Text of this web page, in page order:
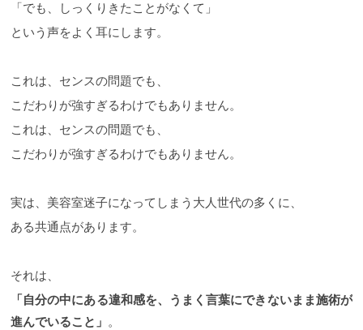
「でも、しっくりきたことがなくて」
という声をよく耳にします。
これは、センスの問題でも、
こだわりが強すぎるわけでもありません。
これは、センスの問題でも、
こだわりが強すぎるわけでもありません。
実は、美容室迷子になってしまう大人世代の多くに、
ある共通点があります。
それは、
「自分の中にある違和感を、うまく言葉にできないまま施術が
進んでいること」 。